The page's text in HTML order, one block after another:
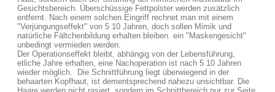
Gesichtsbereich. Überschüssige Fettpolster werden zusätzlich
entfernt. Nach einem solchen Eingriff rechnet man mit einem
"Verjüngungseffekt" von 5 10 Jahren, doch sollen Mimik und
natürliche Fältchenbildung erhalten bleiben. ein "Maskengesicht"
unbedingt vermieden werden.
Der Operationseffekt bleibt, abhängig von der Lebensführung,
etliche Jahre erhalten, eine Nachoperation ist nach 5 10 Jahren
wieder möglich. Die Schnittführung liegt überwiegend in der
behaarten Kopfhaut, ist dementsprechend nahezu unsichtbar. Die